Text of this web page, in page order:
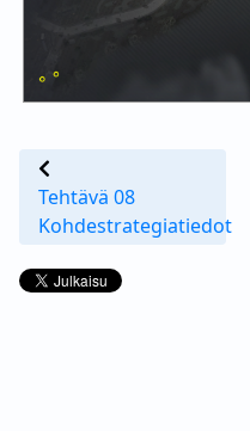
Tehtävä 08
Kohdestrategiatiedot